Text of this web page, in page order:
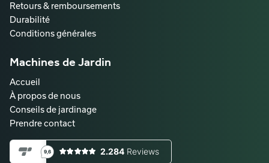
Retours & remboursements
Durabilité
Conditions générales
Machines de Jardin
Accueil
À propos de nous
Conseils de jardinage
Prendre contact